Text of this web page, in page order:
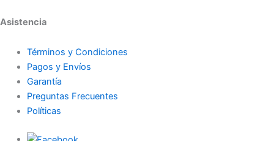
Asistencia
Términos y Condiciones
Pagos y Envíos
Garantía
Preguntas Frecuentes
Políticas